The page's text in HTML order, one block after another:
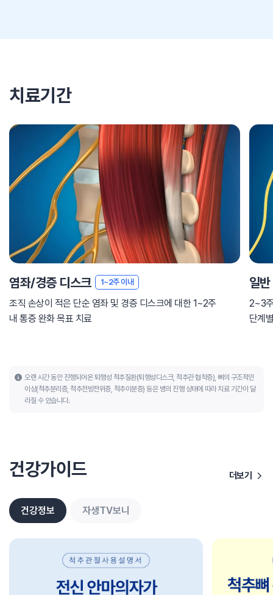
치료기간
염좌/경증 디스크 1~2주 이내
조직 손상이 적은 단순 염좌 및 경증 디스크에 대한 1~2주
내 통증 완화 목표 치료
일
2~3
단계
오랜 시간 동안 진행되어온 퇴행성 척추질환(퇴행성디스크, 척추관 협착증), 뼈의 구조적인
이상(척추분리증, 척추전방전위증, 척추이분증) 등은 병의 진행 상태에 따라 치료 기간이 달
라질 수 있습니다.
건강가이드 더보기
건강정보 자생TV보니